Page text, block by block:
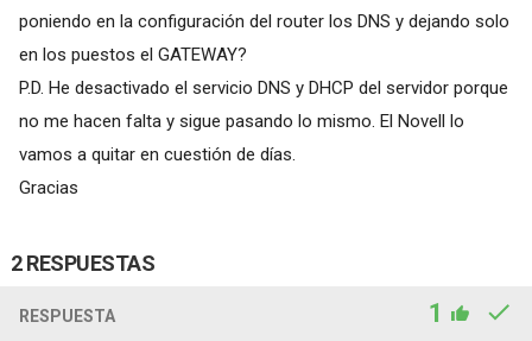
poniendo en la configuración del router los DNS y dejando solo
en los puestos el GATEWAY?
P.D. He desactivado el servicio DNS y DHCP del servidor porque
no me hacen falta y sigue pasando lo mismo. El Novell lo
vamos a quitar en cuestión de días.
Gracias
2 RESPUESTAS
RESPUESTA 1